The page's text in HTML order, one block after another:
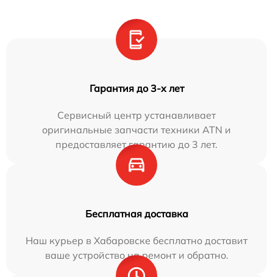
Гарантия до 3-х лет
Сервисный центр устанавливает
оригинальные запчасти техники ATN и
предоставляет гарантию до 3 лет.
Бесплатная доставка
Наш курьер в Хабаровске бесплатно доставит
ваше устройство на ремонт и обратно.